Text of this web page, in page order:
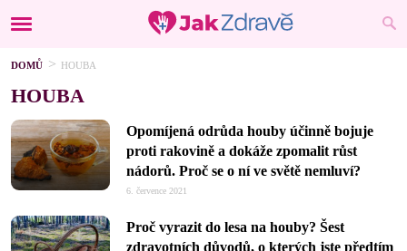
DOMŮ HOUBA
HOUBA
Opomíjená odrůda houby účinně bojuje
proti rakovině a dokáže zpomalit růst
nádorů. Proč se o ní ve světě nemluví?
6. července 2021
Proč vyrazit do lesa na houby? Šest
zdravotních důvodů, o kterých jste předtím